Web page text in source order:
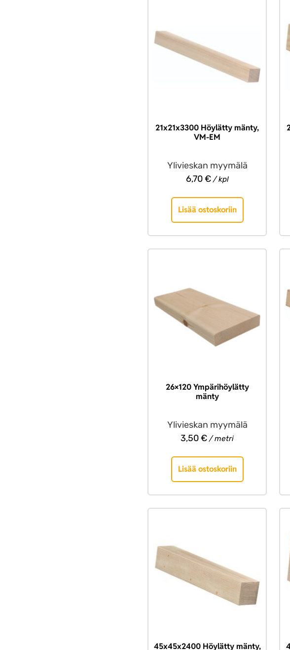
21x21x3300 Höylätty mänty,
VM-EM
Ylivieskan myymälä
6,70€/ kpl
Lisää ostoskoriin
26×120 Ympärihöylätty
mänty
Ylivieskan myymälä
3,50€ / metri
Lisää ostoskoriin
45x45x2400 Höylätty mänty,